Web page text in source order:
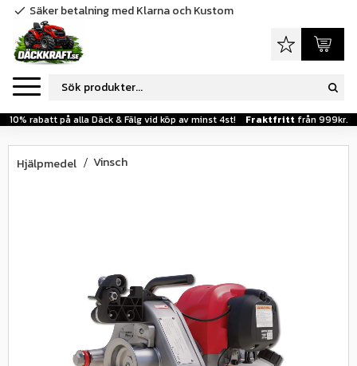
Meny
10% rabatt på alla Däck & Fälg vid köp av minst 4st! Fraktfritt från 999kr.
check Säker betalning med Klarna och Kustom
Favoriter
Hjälpmedel Vinsch